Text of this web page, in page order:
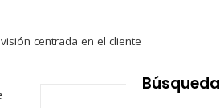
centrada en el cliente
Búsqueda